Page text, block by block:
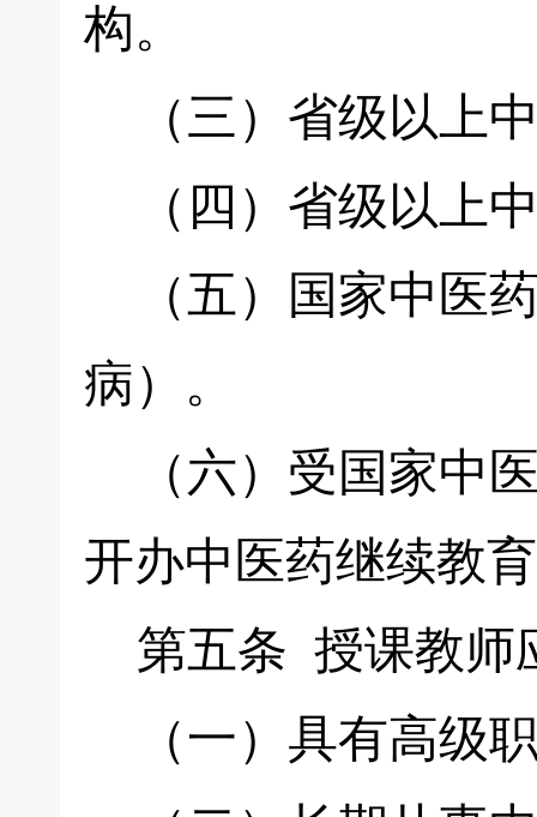
构。
（三）省级以上
（四）省级以上
（五）国家中医
病）。
（六）受国家中
开办中医药继续教
第五条 授课教师
（一）具有高级